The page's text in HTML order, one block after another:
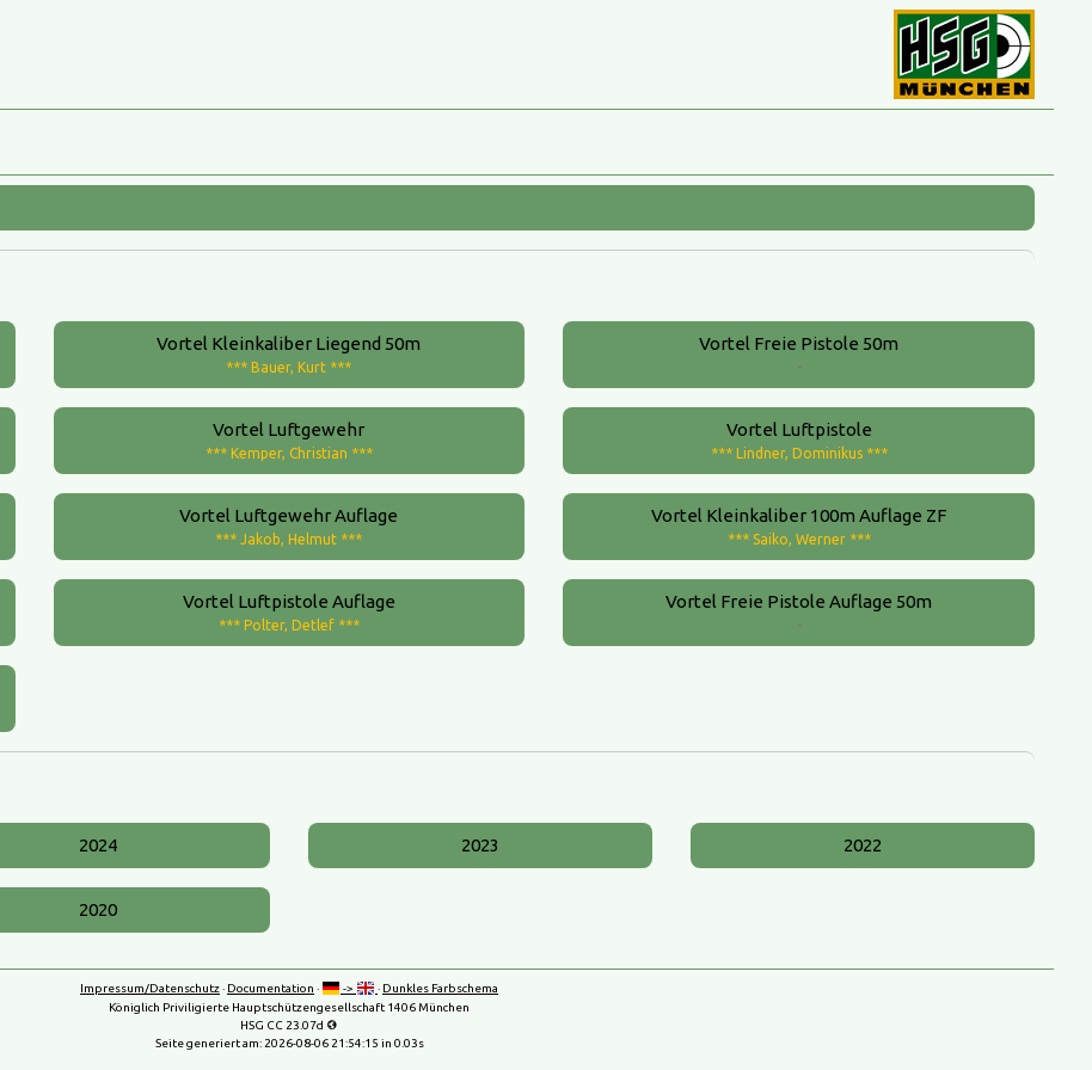
Vortel Kleinkaliber Liegend 50m
*** Bauer, Kurt ***
Vortel Freie Pistole 50m
-
Vortel Luftgewehr
*** Kemper, Christian ***
Vortel Luftpistole
*** Lindner, Dominikus ***
Vortel Luftgewehr Auflage
*** Jakob, Helmut ***
Vortel Kleinkaliber 100m Auflage ZF
*** Saiko, Werner ***
Vortel Luftpistole Auflage
*** Polter, Detlef ***
Vortel Freie Pistole Auflage 50m
-
2024 2023 2022
2020
Impressum/Datenschutz· Documentation · -> · Dunkles Farbschema
Königlich Priviligierte Hauptschützengesellschaft 1406 München
HSG CC 23.07d
Seite generiert am: 2026-08-06 21:54:15 in 0.03s